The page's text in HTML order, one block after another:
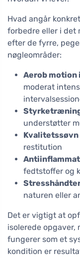
Hvad angår
forbedre eller i det
efter de fyrre,
nøgleområder:
Aerob motion
moderat
understøtter
Kvalitetssøvn
restitution
fedtstoffer og
naturen eller
Det er vigtigt at
isolerede opgaver,
fungerer som et
kondition er